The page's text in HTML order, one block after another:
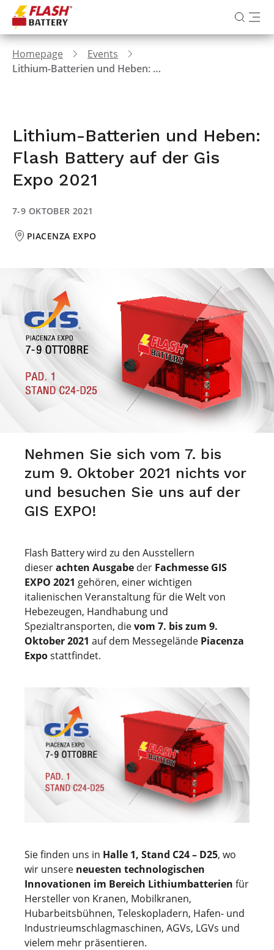
Homepage
Events
Lithium-Batterien und Heben: Flash Battery auf der Gis Expo 2021
Lithium-Batterien und Heben:
Flash Battery auf der Gis
Expo 2021
7-9 OKTOBER 2021
PIACENZA EXPO
Nehmen Sie sich vom 7. bis
zum 9. Oktober 2021 nichts vor
und besuchen Sie uns auf der
GIS EXPO!
Flash Battery wird zu den Ausstellern
dieserachten Ausgabe der Fachmesse GIS
EXPO 2021 gehören, einer wichtigen
italienischen Veranstaltung für die Welt von
Hebezeugen, Handhabung und
Spezialtransporten, dievom 7. bis zum 9.
Oktober2021 auf dem Messegelände Piacenza
Expostattfindet.
Sie finden uns in Halle 1, Stand C24 – D25, wo
wir unsere neuesten technologischen
Innovationen im Bereich Lithiumbatterien für
Hersteller von Kranen, Mobilkranen,
Hubarbeitsbühnen, Teleskopladern, Hafen- und
Industrieumschlagmaschinen, AGVs, LGVs und
vielem mehr präsentieren.